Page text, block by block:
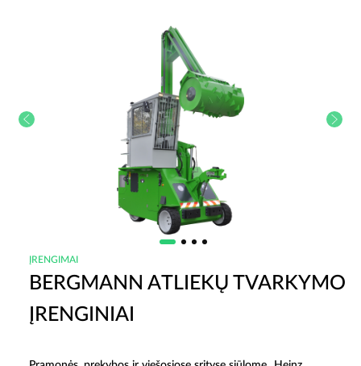
ĮRENGIMAI
BERGMANN ATLIEKŲ TVARKYMO
ĮRENGINIAI